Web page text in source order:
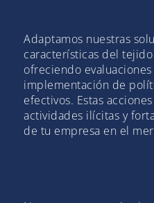
Adaptamos nuestras
características del
ofreciendo
implementación de
efectivos. Estas
actividades ilícitas y
de tu empresa en el